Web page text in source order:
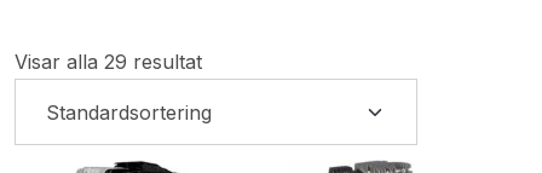
Visar alla 29 resultat